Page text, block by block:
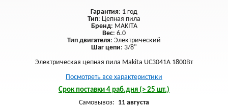
Гарантия: 1 год
Тип: Цепная пила
Бренд: MAKITA
Вес: 6.0
Тип двигателя: Электрический
Шаг цепи: 3/8"
Электрическая цепная пила Makita UC3041A 1800Вт
Посмотреть все характеристики
Срок поставки 4 раб.дня (> 25 шт.)
Самовывоз: 11 августа